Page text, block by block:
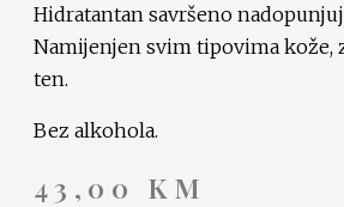
Hidratantan savršeno
Namijenjen svim tipovima kože,
ten.
Bez alkohola.
43,00 KM